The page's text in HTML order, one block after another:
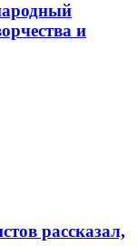
и
рассказал,